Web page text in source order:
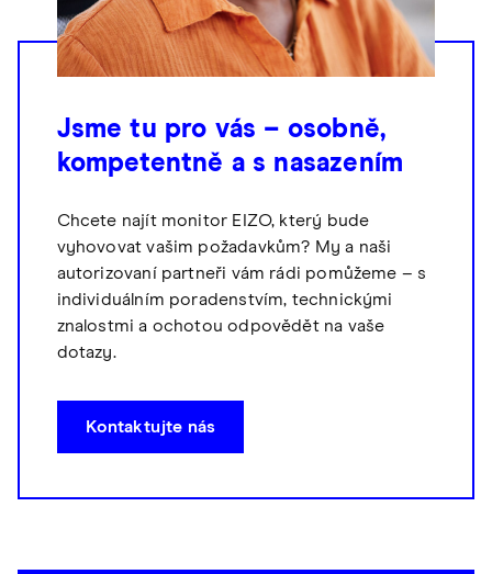
Jsme tu pro vás – osobně,
kompetentně a s nasazením
Chcete najít monitor EIZO, který bude
vyhovovat vašim požadavkům? My a naši
autorizovaní partneři vám rádi pomůžeme – s
individuálním poradenstvím, technickými
znalostmi a ochotou odpovědět na vaše
dotazy.
Kontaktujte nás